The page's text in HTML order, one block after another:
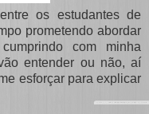
os estudantes de
prometendo abordar
com minha
entender ou não, aí
esforçar para explicar